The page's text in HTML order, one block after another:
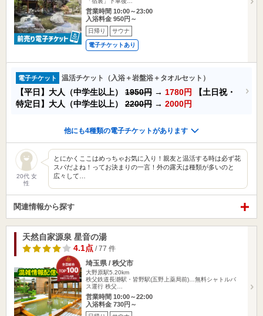
営業時間 10:00～23:00
入浴料金 950円～
日帰り サウナ
電子チケットあり
電子チケット 温活チケット（入浴＋岩盤浴＋タオルセット）
【平日】大人（中学生以上） 1950円 → 1780円
【土日祝・
特定日】大人（中学生以上） 2200円 → 2000円
他にも4種類の電子チケットがあります
20代 女
性
とにかくここはめっちゃお気に入り！親友と温活する時は必ず花
スパだよね！ってお決まりの一言！外の露天は種類が多いのと
広々して…
関連情報から探す
天然自家源泉 星音の湯
4.1点 / 77 件
埼玉県 / 秩父市
大野原駅5.20km
秩父鉄道長瀞駅・皆野駅(五野上薬局前)…無料シャトルバ
ス運行 秩父…
営業時間 10:00～22:00
入浴料金 730円～